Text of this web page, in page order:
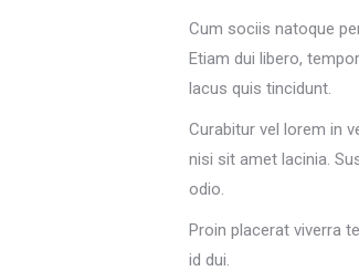
Cum sociis natoque
Etiam dui libero,
lacus quis tincidunt.
Curabitur vel lorem in
nisi sit amet lacinia.
odio.
Proin placerat viverra
id dui.